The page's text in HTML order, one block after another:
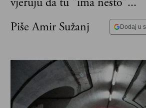
Piše Amir Sužanj
Dodaj u